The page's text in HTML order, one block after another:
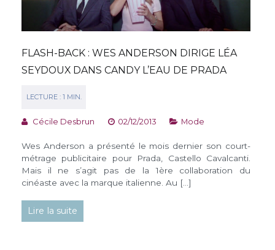
FLASH-BACK : WES ANDERSON DIRIGE LÉA
SEYDOUX DANS CANDY L’EAU DE PRADA
Cécile Desbrun 02/12/2013 Mode
Wes Anderson a présenté le mois dernier son court-
métrage publicitaire pour Prada, Castello Cavalcanti.
Mais il ne s’agit pas de la 1ère collaboration du
cinéaste avec la marque italienne. Au […]
Lire la suite